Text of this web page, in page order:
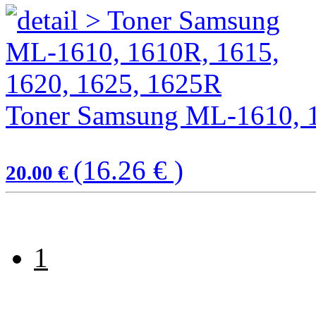
Toner Samsung ML-1610,
20.00 € (16.26 € )
1